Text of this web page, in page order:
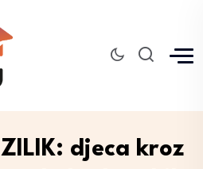
djeca kroz